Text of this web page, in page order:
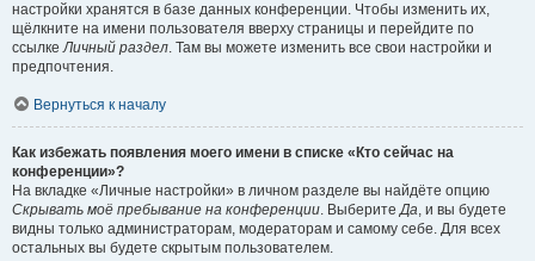
настройки хранятся в базе данных конференции. Чтобы изменить их,
щёлкните на имени пользователя вверху страницы и перейдите по
ссылкеЛичный раздел. Там вы можете изменить все свои настройки и
предпочтения.
Вернуться к началу
Как избежать появления моего имени в списке «Кто сейчас на
конференции»?
На вкладке «Личные настройки» в личном разделе вы найдёте опцию
Скрывать моё пребывание на конференции. ВыберитеДа, и вы будете
видны только администраторам, модераторам и самому себе. Для всех
остальных вы будете скрытым пользователем.